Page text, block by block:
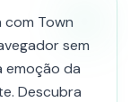
Town
sem
emoção da
Descubra